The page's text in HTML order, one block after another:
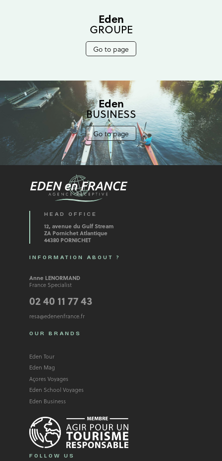
Eden
GROUPE
Go to page
Eden
BUSINESS
Go to page
HEAD OFFICE
12, avenue du Gulf Stream
ZA Pornichet Atlantique
44380 PORNICHET
INFORMATION ABOUT ?
Anne LENORMAND
France Specialist
02 40 11 77 43
resa@edenenfrance.fr
OUR BRANDS
Eden Tour
Eden Mag
Açores Voyages
Eden School Voyages
Eden Business
FOLLOW US